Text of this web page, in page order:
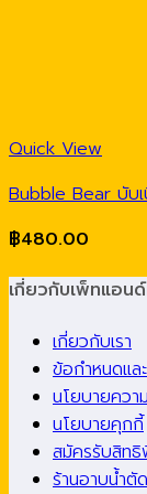
Quick View
Bubble Bear บับ
฿480.00
เกี่ยวกับเพ็ทแอน
เกี่ยวกับเรา
ข้อกำหนดแล
นโยบายควา
นโยบายคุกกี้
สมัครรับสิทธิ
ร้านอาบน้ำตั